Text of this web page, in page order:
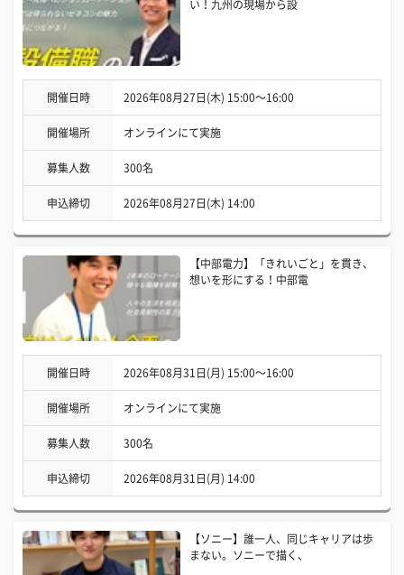
い！九州の現場から設
開催日時 2026年08月27日(木) 15:00〜16:00
開催場所 オンラインにて実施
募集人数 300名
申込締切 2026年08月27日(木) 14:00
【中部電力】「きれいごと」を貫き、
想いを形にする！中部電
開催日時 2026年08月31日(月) 15:00〜16:00
開催場所 オンラインにて実施
募集人数 300名
申込締切 2026年08月31日(月) 14:00
【ソニー】誰一人、同じキャリアは歩
まない。ソニーで描く、